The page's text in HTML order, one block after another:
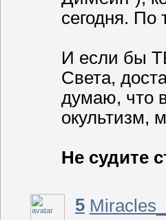
сегодня. По
И если бы
Света,
думаю, что
окультизм,
Не судите
5